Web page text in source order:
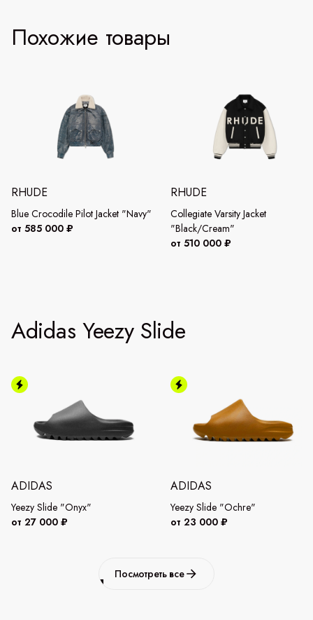
Похожие товары
RHUDE
Blue Crocodile Pilot Jacket "Navy"
от 585 000 ₽
RHUDE
Collegiate Varsity Jacket
"Black/Cream"
от 510 000 ₽
Adidas Yeezy Slide
ADIDAS
Yeezy Slide "Onyx"
от 27 000 ₽
ADIDAS
Yeezy Slide "Ochre"
от 23 000 ₽
Посмотреть все